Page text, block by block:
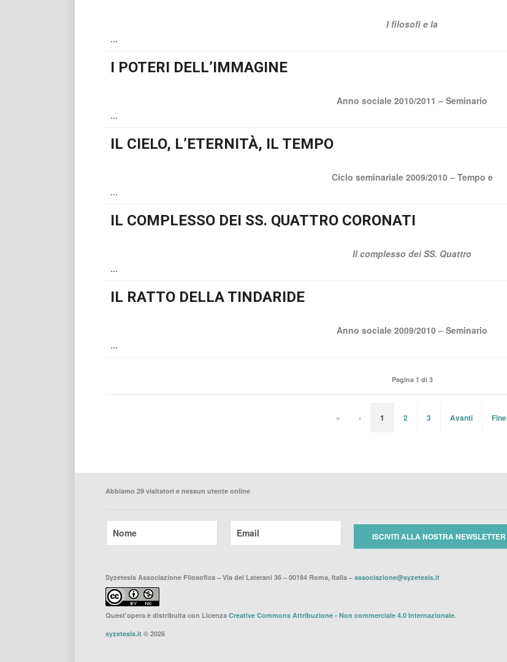
I filosofi e la
...
I POTERI DELL’IMMAGINE
Anno sociale 2010/2011 – Seminario
...
IL CIELO, L’ETERNITÀ, IL TEMPO
Ciclo seminariale 2009/2010 – Tempo e
...
IL COMPLESSO DEI SS. QUATTRO CORONATI
Il complesso dei SS. Quattro
...
IL RATTO DELLA TINDARIDE
Anno sociale 2009/2010 – Seminario
...
Pagina 1 di 3
« ‹ 1 2 3 Avanti Fine
Abbiamo 29 visitatori e nessun utente online
Syzetesis Associazione Filosofica – Via dei Laterani 36 – 00184 Roma, Italia – associazione@syzetesis.it
Quest'opera è distribuita con Licenza Creative Commons Attribuzione - Non commerciale 4.0 Internazionale.
syzetesis.it © 2026